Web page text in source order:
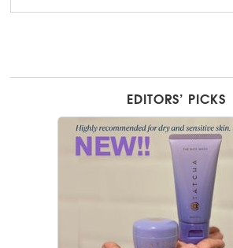
EDITORS’ PICKS